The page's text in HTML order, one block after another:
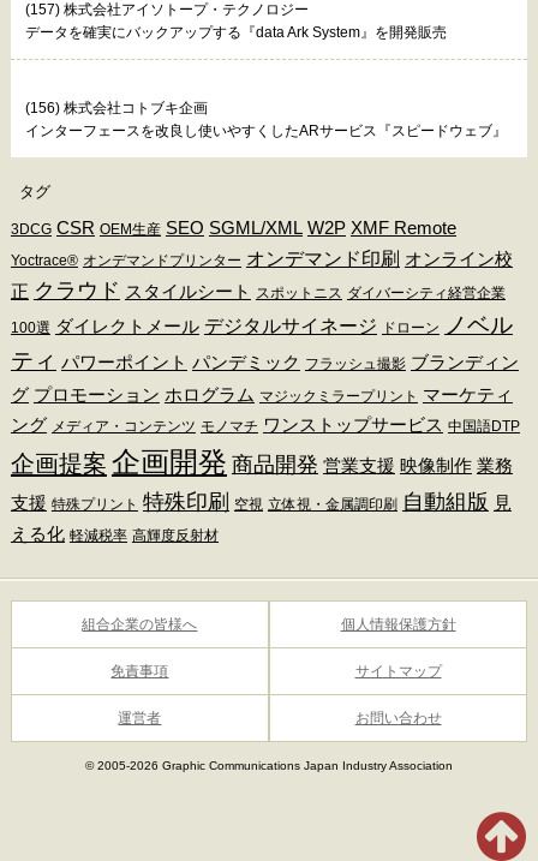
(157) 株式会社アイソトープ・テクノロジー
データを確実にバックアップする『data Ark System』を開発販売
(156) 株式会社コトブキ企画
インターフェースを改良し使いやすくしたARサービス『スピードウェブ』
タグ
3DCG CSR OEM生産 SEO SGML/XML W2P XMF Remote
Yoctrace® オンデマンドプリンター オンデマンド印刷 オンライン校
正 クラウド スタイルシート スポットニス ダイバーシティ経営企業
100選 ダイレクトメール デジタルサイネージ ドローン
ノベル
ティ パワーポイント パンデミック フラッシュ撮影 ブランディン
グ プロモーション ホログラム マジックミラープリント マーケティ
ング メディア・コンテンツ モノマチ ワンストップサービス 中国語DTP
企画提案 企画開発 商品開発 営業支援 映像制作 業務
支援 特殊プリント 特殊印刷 空視 立体視・金属調印刷 自動組版 見
える化 軽減税率 高輝度反射材
組合企業の皆様へ 個人情報保護方針
免責事項 サイトマップ
運営者 お問い合わせ
© 2005-2026 Graphic Communications Japan Industry Association